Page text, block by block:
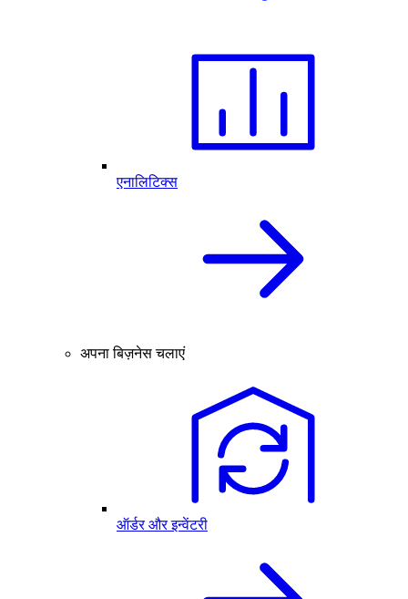
एनालिटिक्स
अपना बिज़नेस चलाएं
ऑर्डर और इन्वेंटरी